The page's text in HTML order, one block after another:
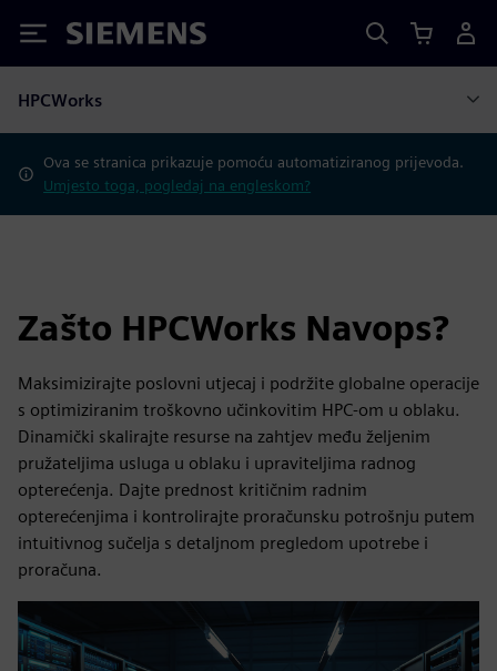
Siemens
HPCWorks
Ova se stranica prikazuje pomoću automatiziranog prijevoda.
Umjesto toga, pogledaj na engleskom?
Zašto HPCWorks Navops?
Maksimizirajte poslovni utjecaj i podržite globalne operacije
s optimiziranim troškovno učinkovitim HPC-om u oblaku.
Dinamički skalirajte resurse na zahtjev među željenim
pružateljima usluga u oblaku i upraviteljima radnog
opterećenja. Dajte prednost kritičnim radnim
opterećenjima i kontrolirajte proračunsku potrošnju putem
intuitivnog sučelja s detaljnom pregledom upotrebe i
proračuna.